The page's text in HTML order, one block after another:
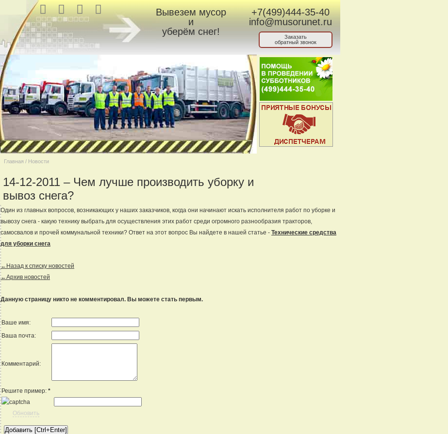
Вывезем мусор
и
уберём снег!
+7(499)444-35-40
info@musorunet.ru
Заказать
обратный звонок
Главная / Новости
14-12-2011 – Чем лучше производить уборку и
вывоз снега?
Один из главных вопросов, возникающих у наших заказчиков, когда они начинают искать исполнителя работ по уборке и
вывозу снега - какую технику выбрать для осуществления этих работ среди огромного разнообразия тракторов,
самосвалов и прочей коммунальной техники? Ответ на этот вопрос Вы найдете в нашей статье - Технические средства
для уборки снега
←Назад к списку новостей
←Архив новостей
Данную страницу никто не комментировал. Вы можете стать первым.
Ваше имя:
Ваша почта:
Комментарий:
Решите пример: *
Обновить